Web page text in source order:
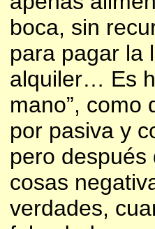
boca, sin
para pagar la
alquiler… Es
mano”, como
por pasiva y
pero
cosas
verdades,